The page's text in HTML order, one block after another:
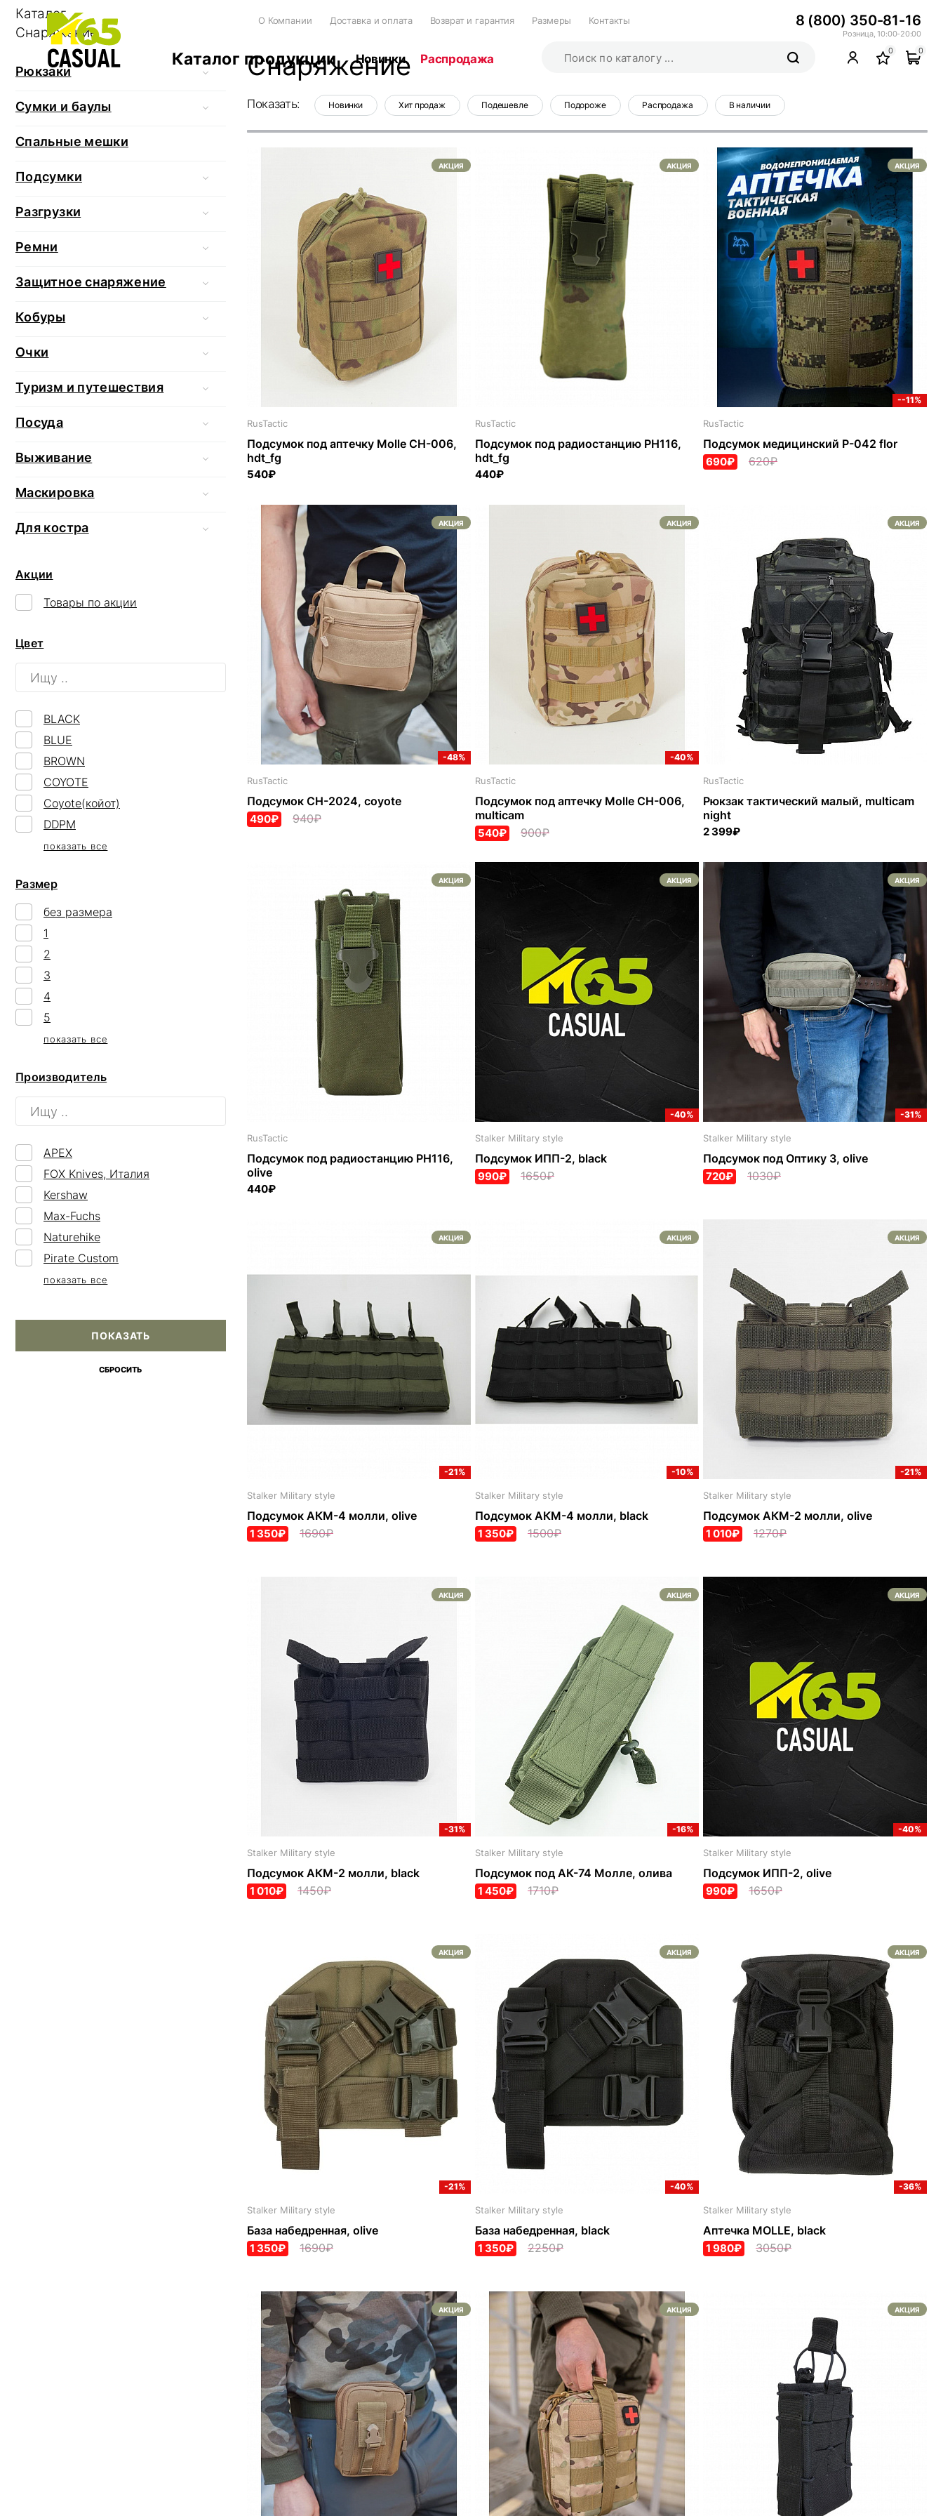
0 0
Каталог продукции Новинки Распродажа
О Компании Доставка и оплата Возврат и гарантия Размеры Контакты 8 (800) 350-81-16
Розница, 10:00-20:00
Каталог
Снаряжение
Рюкзаки
Сумки и баулы
Спальные мешки
Подсумки
Разгрузки
Ремни
Защитное снаряжение
Кобуры
Очки
Туризм и путешествия
Посуда
Выживание
Маскировка
Для костра
Акции
Товары по акции
Цвет
BLACK
BLUE
BROWN
COYOTE
Coyote(койот)
DDPM
показать все
Размер
без размера
1
2
3
4
5
показать все
Производитель
APEX
FOX Knives, Италия
Kershaw
Max-Fuchs
Naturehike
Pirate Custom
показать все
Снаряжение
Показать: Новинки Хит продаж Подешевле Подороже Распродажа В наличии
АКЦИЯ
RusTactic
Подсумок под аптечку Molle CH-006,
hdt_fg
540₽
АКЦИЯ
RusTactic
Подсумок под радиостанцию PH116,
hdt_fg
440₽
--11%
АКЦИЯ
RusTactic
Подсумок медицинский P-042 flor
690₽ 620₽
-48%
АКЦИЯ
RusTactic
Подсумок CH-2024, coyote
490₽ 940₽
-40%
АКЦИЯ
RusTactic
Подсумок под аптечку Molle CH-006,
multicam
540₽ 900₽
АКЦИЯ
RusTactic
Рюкзак тактический малый, multicam
night
2 399₽
АКЦИЯ
RusTactic
Подсумок под радиостанцию PH116,
olive
440₽
-40%
АКЦИЯ
Stalker Military style
Подсумок ИПП-2, black
990₽ 1650₽
-31%
АКЦИЯ
Stalker Military style
Подсумок под Оптику 3, olive
720₽ 1030₽
-21%
АКЦИЯ
Stalker Military style
Подсумок АКМ-4 молли, olive
1 350₽ 1690₽
-10%
АКЦИЯ
Stalker Military style
Подсумок АКМ-4 молли, black
1 350₽ 1500₽
-21%
АКЦИЯ
Stalker Military style
Подсумок АКМ-2 молли, olive
1 010₽ 1270₽
-31%
АКЦИЯ
Stalker Military style
Подсумок АКМ-2 молли, black
1 010₽ 1450₽
-16%
АКЦИЯ
Stalker Military style
Подсумок под АК-74 Молле, олива
1 450₽ 1710₽
-40%
АКЦИЯ
Stalker Military style
Подсумок ИПП-2, olive
990₽ 1650₽
-21%
АКЦИЯ
Stalker Military style
База набедренная, olive
1 350₽ 1690₽
-40%
АКЦИЯ
Stalker Military style
База набедренная, black
1 350₽ 2250₽
-36%
АКЦИЯ
Stalker Military style
Аптечка MOLLE, black
1 980₽ 3050₽
АКЦИЯ АКЦИЯ АКЦИЯ